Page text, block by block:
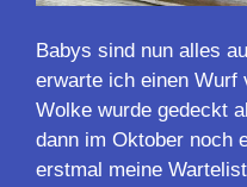
Babys sind nun alles
erwarte ich einen Wurf
Wolke wurde gedeckt
dann im Oktober noch
erstmal meine